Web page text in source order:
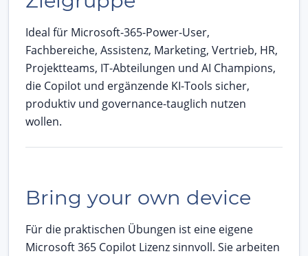
Ideal für Microsoft-365-Power-User,
Fachbereiche, Assistenz, Marketing, Vertrieb, HR,
Projektteams, IT-Abteilungen und AI Champions,
die Copilot und ergänzende KI-Tools sicher,
produktiv und governance-tauglich nutzen
wollen.
Bring your own device
Für die praktischen Übungen ist eine eigene
Microsoft 365 Copilot Lizenz sinnvoll. Sie arbeiten